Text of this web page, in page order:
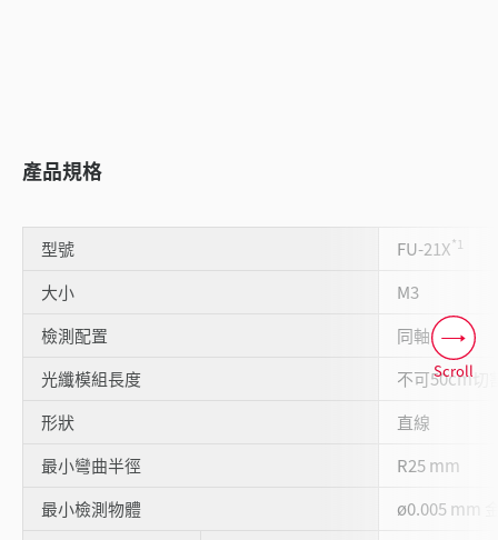
產品規格
型號 FU-21X*1
大小
M3
檢測配置
同軸
光纖模組長度
不可50cm切
形狀
直線
最小彎曲半徑
R25 mm
最小檢測物體
ø0.005 mm
Scroll